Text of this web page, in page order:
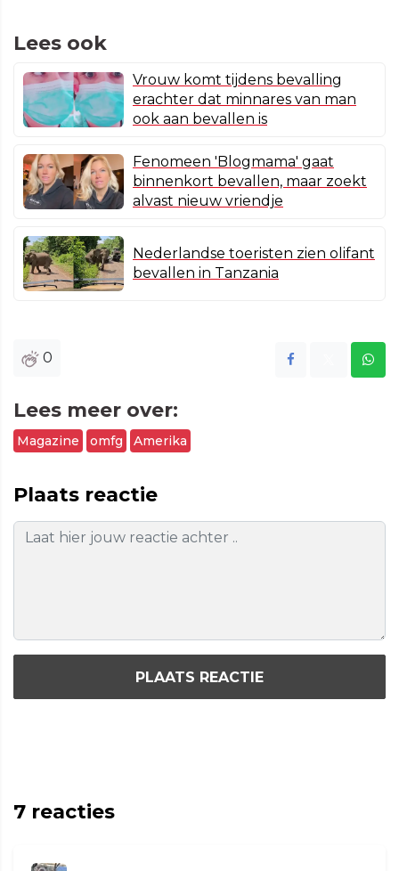
Lees ook
Vrouw komt tijdens bevalling
erachter dat minnares van man
ook aan bevallen is
Fenomeen 'Blogmama' gaat
binnenkort bevallen, maar zoekt
alvast nieuw vriendje
Nederlandse toeristen zien olifant
bevallen in Tanzania
0
Lees meer over:
Magazine omfg Amerika
Plaats reactie
PLAATS REACTIE
7 reacties